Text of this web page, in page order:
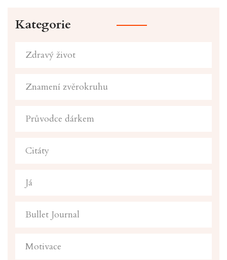
Kategorie
Zdravý život
Znamení zvěrokruhu
Průvodce dárkem
Citáty
Já
Bullet Journal
Motivace